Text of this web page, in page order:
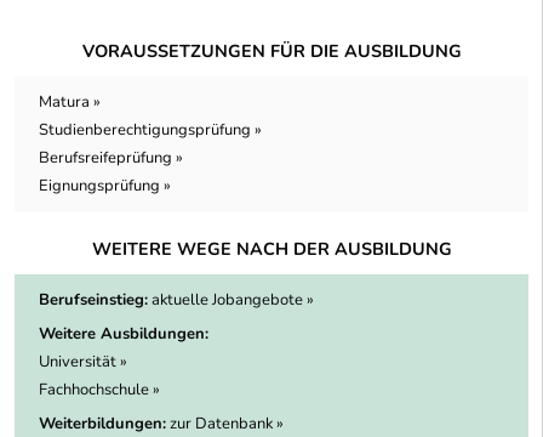
VORAUSSETZUNGEN FÜR DIE AUSBILDUNG
Matura »
Studienberechtigungsprüfung »
Berufsreifeprüfung »
Eignungsprüfung »
WEITERE WEGE NACH DER AUSBILDUNG
Berufseinstieg:aktuelle Jobangebote »
Weitere Ausbildungen:
Universität »
Fachhochschule »
Weiterbildungen:zur Datenbank »